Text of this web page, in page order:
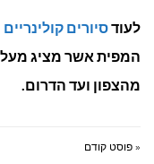
לעודסיורים
המפית אשר מציג מעל 300
מהצפון ועד הדרום.
« פוסט קודם